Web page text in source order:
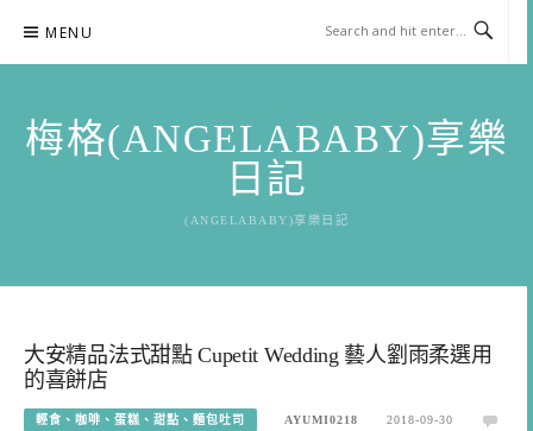
content
MENU
梅格(ANGELABABY)享樂
日記
(ANGELABABY)享樂日記
大安精品法式甜點 Cupetit Wedding 藝人劉雨柔選用
的喜餅店
輕食、咖啡、蛋糕、甜點、麵包吐司 AYUMI0218
2018-09-30